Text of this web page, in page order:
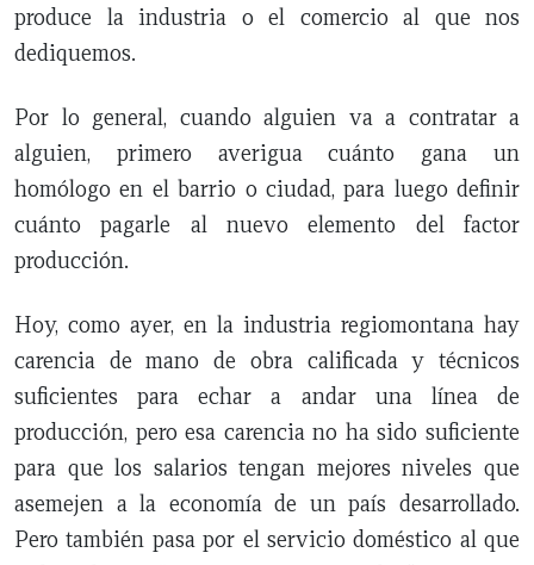
produce la industria o el comercio al que nos
dediquemos.
Por lo general, cuando alguien va a contratar a
alguien, primero averigua cuánto gana un
homólogo en el barrio o ciudad, para luego definir
cuánto pagarle al nuevo elemento del factor
producción.
Hoy, como ayer, en la industria regiomontana hay
carencia de mano de obra calificada y técnicos
suficientes para echar a andar una línea de
producción, pero esa carencia no ha sido suficiente
para que los salarios tengan mejores niveles que
asemejen a la economía de un país desarrollado.
Pero también pasa por el servicio doméstico al que